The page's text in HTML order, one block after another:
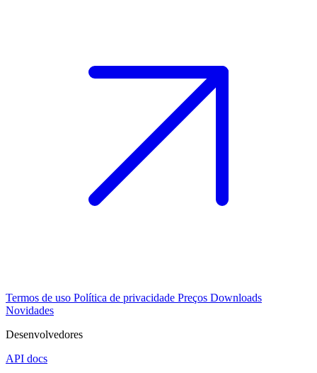
Termos de uso Política de privacidade Preços Downloads
Novidades
Desenvolvedores
API docs